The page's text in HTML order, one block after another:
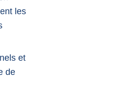
les
et
de